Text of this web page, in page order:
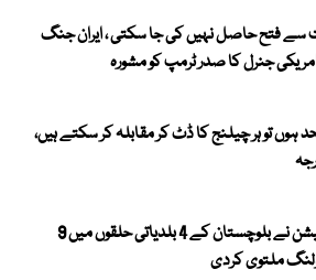
سے فتح حاصل نہیں کی جا سکتی ، ایران جنگ
جنرل کا صدر ٹرمپ کو مشورہ
ہوں تو ہر چیلنج کا ڈٹ کر مقابلہ کر سکتے ہیں،
الیکشن کمیشن نے بلوچستان کے 4 بلدیاتی حلقوں میں 9
ملتوی کردی